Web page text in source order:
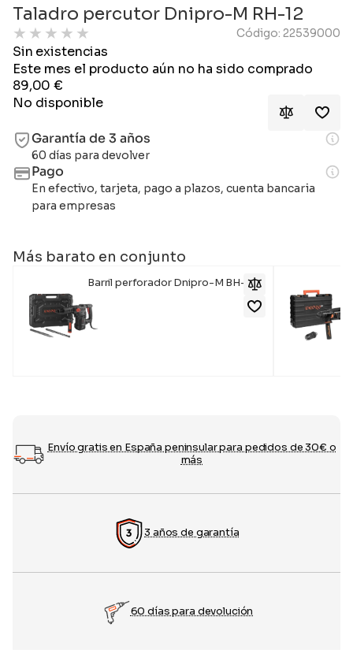
Taladro percutor Dnipro-M RH-12
★ ★ ★ ★ ★ Código: 22539000
Sin existencias
Este mes el producto aún no ha sido comprado
89,00€
No disponible
Garantía de 3 años
60 días para devolver
Pago
En efectivo, tarjeta, pago a plazos, cuenta bancaria
para empresas
Más barato en conjunto
Barril perforador Dnipro-M BH-30
Envío gratis en España peninsular para pedidos de 30€ o
más
3 años de garantía
60 días para devolución